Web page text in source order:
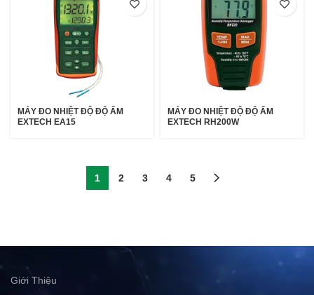
MÁY ĐO NHIỆT ĐỘ ĐỘ ẨM
EXTECH EA15
MÁY ĐO NHIỆT ĐỘ ĐỘ ẨM
EXTECH RH200W
1 2 3 4 5
Giới Thiệu